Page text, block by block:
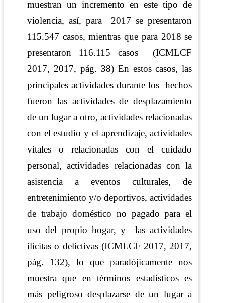
muestran un incremento en este tipo de
violencia, así, para
2017 se presentaron
115.547 casos, mientras que para 2018 se
presentaron 116.115 casos
(ICMLCF
2017, 2017, pág. 38)En estos casos, las
principales actividades durante los hechos
fueron las actividades de desplazamiento
de un lugar a otro, actividades relacionadas
con el estudio y el aprendizaje, actividades
vitales o relacionadas con el cuidado
personal, actividades relacionadas con la
asistencia a eventos culturales, de
entretenimiento y/o deportivos, actividades
de trabajo doméstico no pagado para el
uso del propio hogar, y
las actividades
ilícitas o delictivas (ICMLCF 2017, 2017,
pág. 132), lo que paradójicamente nos
muestra que en términos estadísticos es
más peligroso desplazarse de un lugar a